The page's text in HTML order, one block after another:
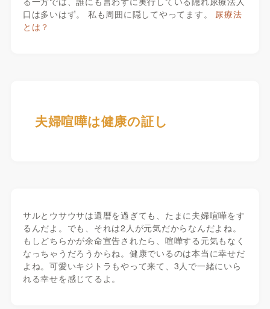
口は多いはず。 私も周囲に隠してやってます。 尿療法
とは？
夫婦喧嘩は健康の証し
サルとウサウサは還暦を過ぎても、たまに夫婦喧嘩をす
るんだよ。でも、それは2人が元気だからなんだよね。
もしどちらかが余命宣告されたら、喧嘩する元気もなく
なっちゃうだろうからね。健康でいるのは本当に幸せだ
よね。可愛いキジトラもやって来て、3人で一緒にいら
れる幸せを感じてるよ。